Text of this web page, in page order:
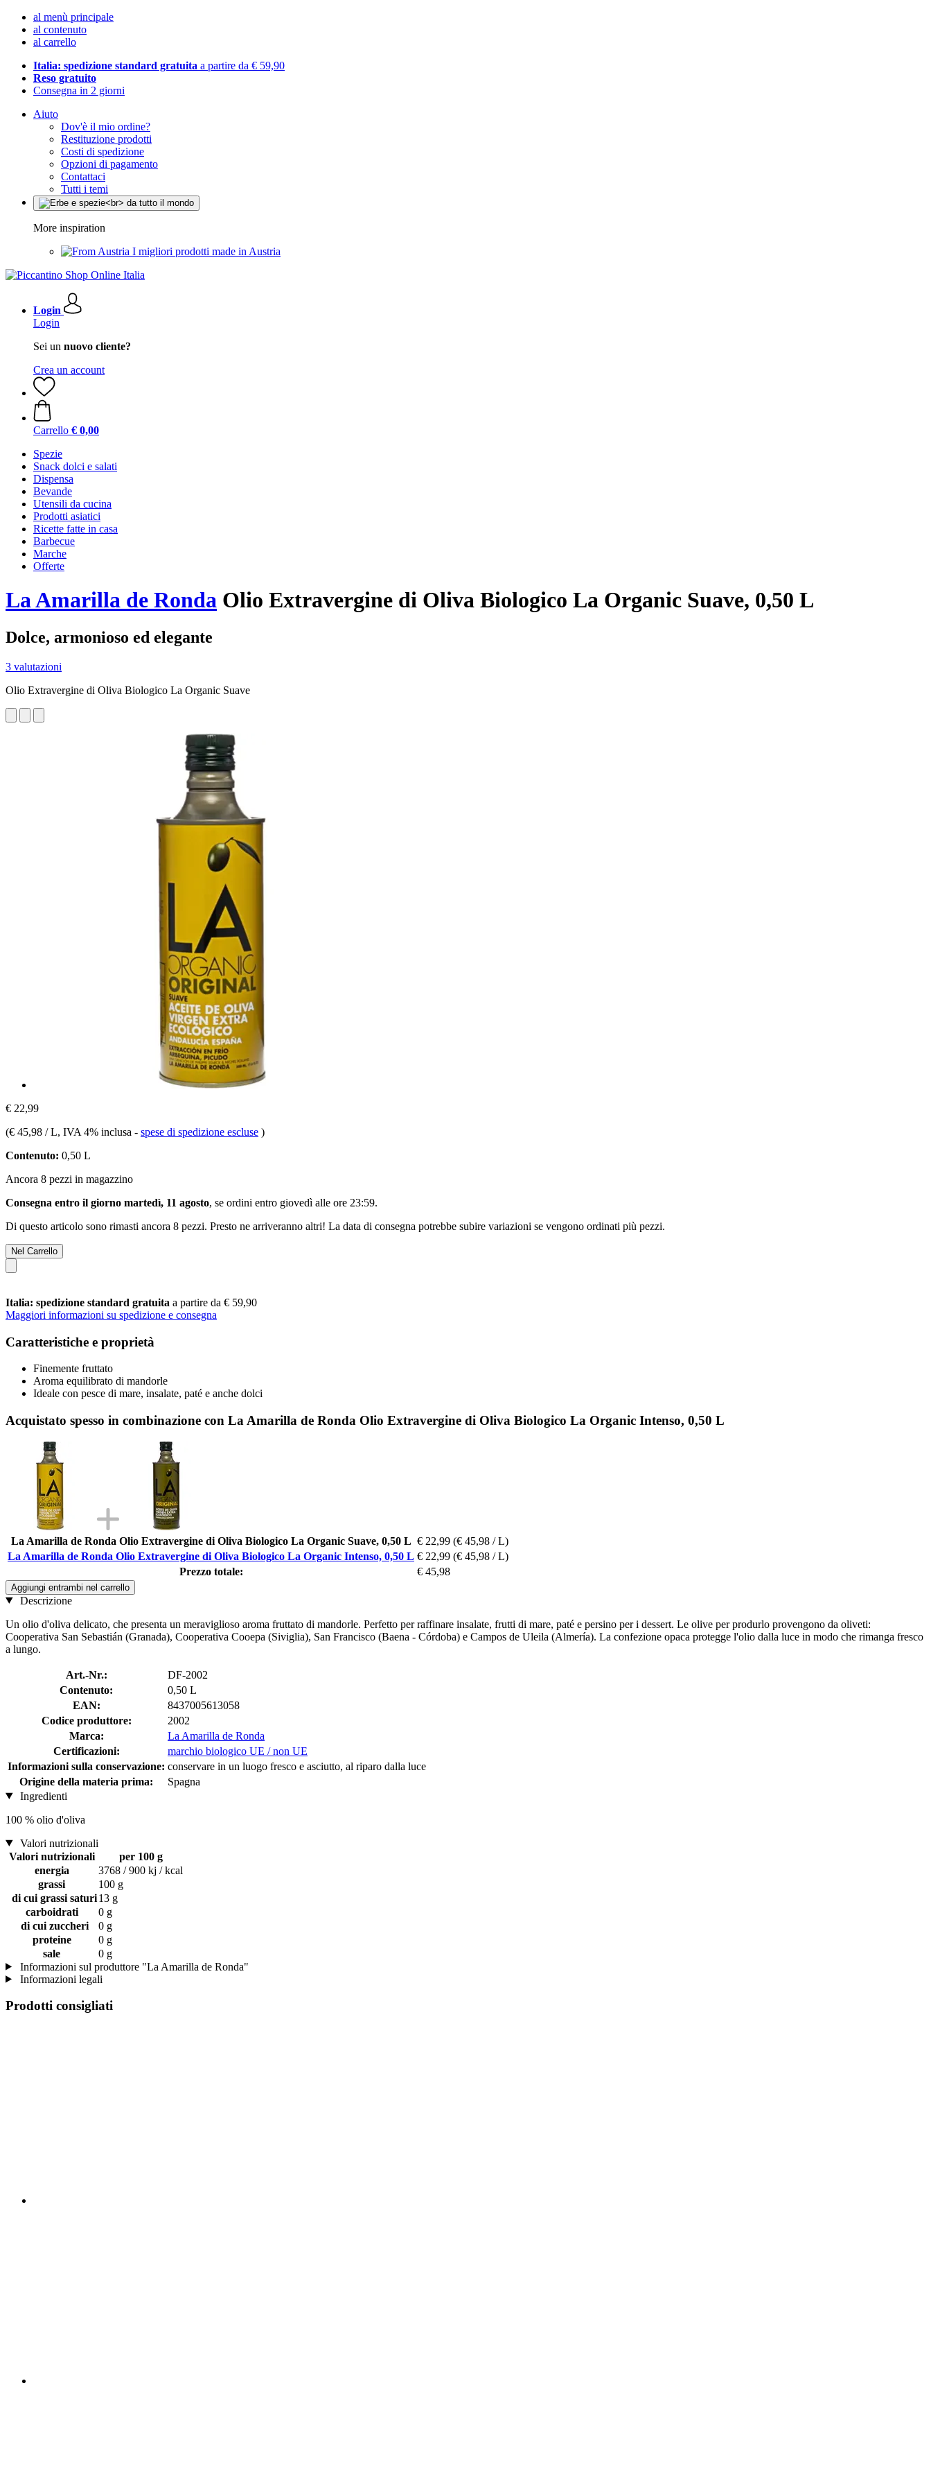
al menù principale
al contenuto
al carrello
Italia: spedizione standard gratuita a partire da € 59,90
Reso gratuito
Consegna in 2 giorni
Aiuto
Dov'è il mio ordine?
Restituzione prodotti
Costi di spedizione
Opzioni di pagamento
Contattaci
Tutti i temi
More inspiration
I migliori prodotti made in Austria
Login
Login
Sei un nuovo cliente?
Crea un account
Carrello € 0,00
Spezie
Snack dolci e salati
Dispensa
Bevande
Utensili da cucina
Prodotti asiatici
Ricette fatte in casa
Barbecue
Marche
Offerte
La Amarilla de Ronda Olio Extravergine di Oliva Biologico La Organic Suave, 0,50 L
Dolce, armonioso ed elegante
3 valutazioni
Olio Extravergine di Oliva Biologico La Organic Suave
€ 22,99
(€ 45,98 / L, IVA 4% inclusa - spese di spedizione escluse )
Contenuto: 0,50 L
Ancora 8 pezzi in magazzino
Consegna entro il giorno martedì, 11 agosto, se ordini entro giovedì alle ore 23:59.
Di questo articolo sono rimasti ancora 8 pezzi. Presto ne arriveranno altri! La data di consegna potrebbe subire variazioni se vengono ordinati più pezzi.
Nel Carrello
Italia: spedizione standard gratuita a partire da € 59,90
Maggiori informazioni su spedizione e consegna
Caratteristiche e proprietà
Finemente fruttato
Aroma equilibrato di mandorle
Ideale con pesce di mare, insalate, paté e anche dolci
Acquistato spesso in combinazione con La Amarilla de Ronda Olio Extravergine di Oliva Biologico La Organic Intenso, 0,50 L
La Amarilla de Ronda Olio Extravergine di Oliva Biologico La Organic Suave, 0,50 L € 22,99 (€ 45,98 / L)
La Amarilla de Ronda Olio Extravergine di Oliva Biologico La Organic Intenso, 0,50 L € 22,99 (€ 45,98 / L)
Prezzo totale:
€ 45,98
Aggiungi entrambi nel carrello
Descrizione
Un olio d'oliva delicato, che presenta un meraviglioso aroma fruttato di mandorle. Perfetto per raffinare insalate, frutti di mare, paté e persino per i dessert. Le olive per produrlo provengono da oliveti:
Cooperativa San Sebastián (Granada), Cooperativa Cooepa (Siviglia), San Francisco (Baena - Córdoba) e Campos de Uleila (Almería). La confezione opaca protegge l'olio dalla luce in modo che rimanga fresco
a lungo.
Art.-Nr.:
DF-2002
Contenuto:
0,50 L
EAN:
8437005613058
Codice produttore:
2002
Marca:
La Amarilla de Ronda
Certificazioni:
marchio biologico UE / non UE
Informazioni sulla conservazione: conservare in un luogo fresco e asciutto, al riparo dalla luce
Origine della materia prima:
Spagna
Ingredienti
100 % olio d'oliva
Valori nutrizionali
Valori nutrizionali
per 100 g
energia
3768 / 900 kj / kcal
grassi
100 g
di cui grassi saturi13 g
carboidrati
0 g
di cui zuccheri
0 g
proteine
0 g
sale
0 g
Informazioni sul produttore "La Amarilla de Ronda"
Informazioni legali
Prodotti consigliati